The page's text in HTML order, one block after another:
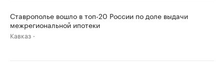
Ставрополье вошло в топ-20 России по доле выдачи
межрегиональной ипотеки
Кавказ